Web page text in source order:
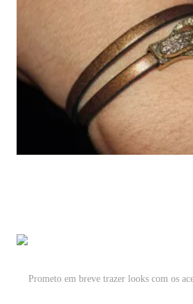
Prometo em breve trazer looks com os